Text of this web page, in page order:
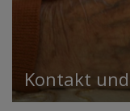
Kontakt